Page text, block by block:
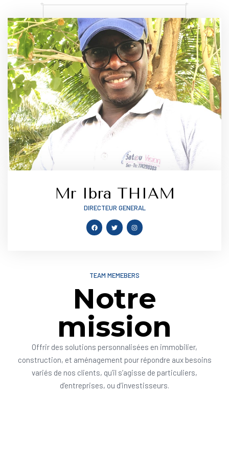
Mr Ibra THIAM
DIRECTEUR GENERAL
TEAM MEMEBERS
Notre
mission
Offrir des solutions personnalisées en immobilier,
construction, et aménagement pour répondre aux besoins
variés de nos clients, qu’il s’agisse de particuliers,
d’entreprises, ou d’investisseurs.